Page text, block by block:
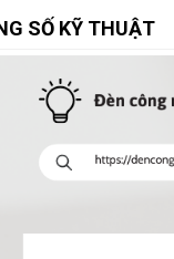
SỐ KỸ THUẬT